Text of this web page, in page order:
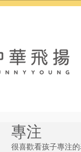
專注
很喜歡看孩子專注的